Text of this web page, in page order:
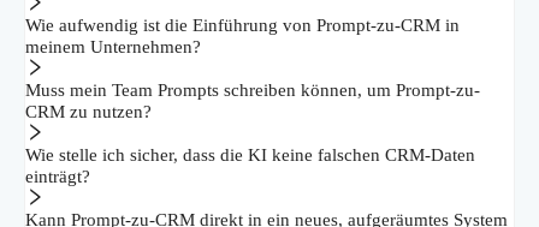
Wie aufwendig ist die Einführung von Prompt-zu-CRM in
meinem Unternehmen?
Muss mein Team Prompts schreiben können, um Prompt-zu-
CRM zu nutzen?
Wie stelle ich sicher, dass die KI keine falschen CRM-Daten
einträgt?
Kann Prompt-zu-CRM direkt in ein neues, aufgeräumtes System